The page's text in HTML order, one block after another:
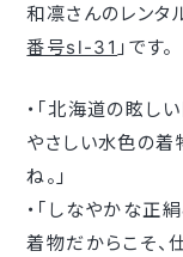
和凛さんのレンタ
番号sl-31 ｣です。
・｢北海道の眩し
やさしい水色の着
ね。｣
・｢しなやかな正
着物だからこそ、